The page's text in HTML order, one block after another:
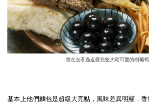
實在沒看過這麼完整大顆可愛的樹葡萄
基本上他們麵包是超級大亮點，風味差異明顯，